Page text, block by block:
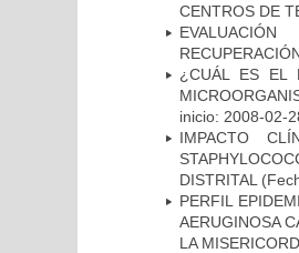
CENTROS DE
¿CUÁL ES EL
inicio: 2008-02-
IMPACTO
DISTRITAL
PERFIL
AERUGINOSA
LA